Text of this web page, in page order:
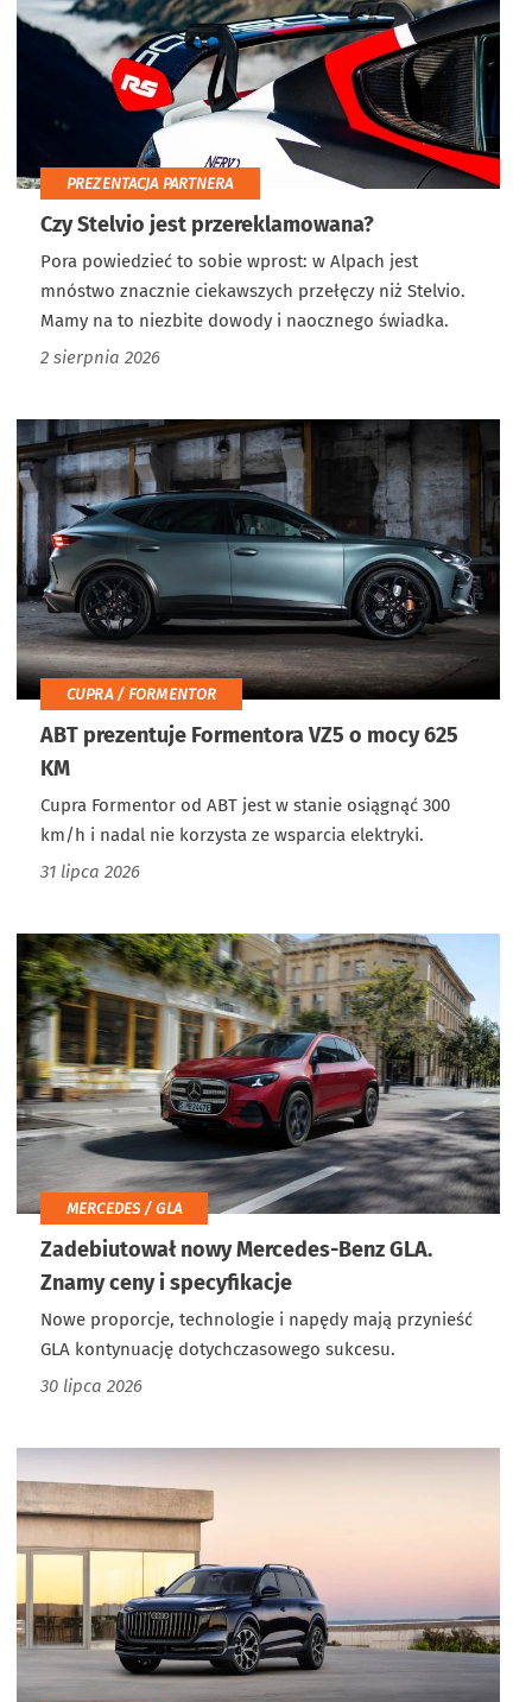
PREZENTACJA PARTNERA
Czy Stelvio jest przereklamowana?
Pora powiedzieć to sobie wprost: w Alpach jest
mnóstwo znacznie ciekawszych przełęczy niż Stelvio.
Mamy na to niezbite dowody i naocznego świadka.
2 sierpnia 2026
CUPRA / FORMENTOR
ABT prezentuje Formentora VZ5 o mocy 625
KM
Cupra Formentor od ABT jest w stanie osiągnąć 300
km/h i nadal nie korzysta ze wsparcia elektryki.
31 lipca 2026
MERCEDES / GLA
Zadebiutował nowy Mercedes-Benz GLA.
Znamy ceny i specyfikacje
Nowe proporcje, technologie i napędy mają przynieść
GLA kontynuację dotychczasowego sukcesu.
30 lipca 2026